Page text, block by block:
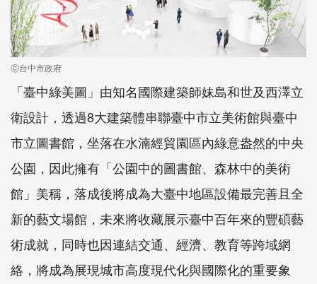
ⓒ台中市政府
「臺中綠美圖」由知名國際建築師妹島和世及西澤立
衛設計，透過8大建築體串聯臺中市立美術館與臺中
市立圖書館，坐落在水湳經貿園區內綠意盎然的中央
公園，因此擁有「公園中的圖書館、森林中的美術
館」美稱，落成後將成為大臺中地區設備最完善且全
新的藝文場館，未來將收藏展示臺中百年來的豐碩藝
術成就，同時也因連結交通、經濟、教育等跨域網
絡，將成為展現城市高度現代化與國際化的重要象